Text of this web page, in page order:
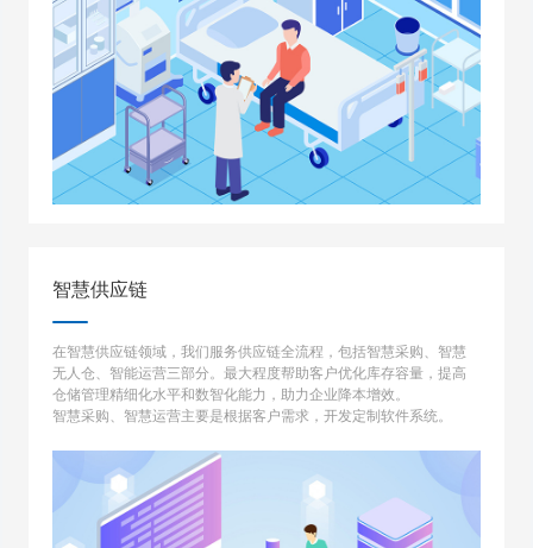
智慧供应链
在智慧供应链领域，我们服务供应链全流程，包括智慧采购、智慧
无人仓、智能运营三部分。最大程度帮助客户优化库存容量，提高
仓储管理精细化水平和数智化能力，助力企业降本增效。
智慧采购、智慧运营主要是根据客户需求，开发定制软件系统。